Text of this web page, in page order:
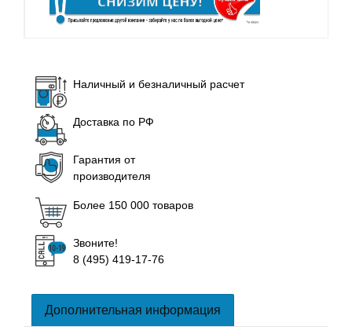
Наличный и безналичный расчет
Доставка по РФ
Гарантия от
производителя
Более 150 000 товаров
Звоните!
8 (495) 419-17-76
Дополнительная информация